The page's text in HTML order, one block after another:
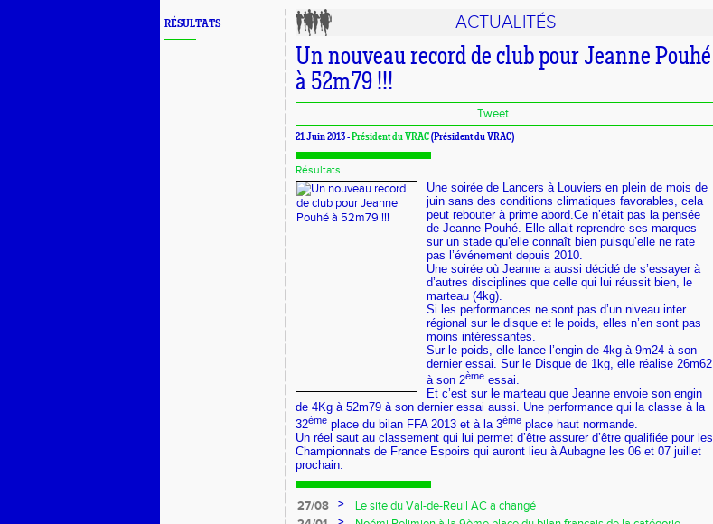
RÉSULTATS ACTUALITÉS
Un nouveau record de club pour Jeanne Pouhé
à 52m79 !!!
Tweet
21 Juin 2013 -Président du VRAC(Président du VRAC)
Résultats
Une soirée de Lancers à Louviers en plein de mois de
juin sans des conditions climatiques favorables, cela
peut rebouter à prime abord.Ce n’était pas la pensée
de Jeanne Pouhé. Elle allait reprendre ses marques
sur un stade qu’elle connaît bien puisqu’elle ne rate
pas l’événement depuis 2010.
Une soirée où Jeanne a aussi décidé de s’essayer à
d’autres disciplines que celle qui lui réussit bien, le
marteau (4kg).
Si les performances ne sont pas d’un niveau inter
régional sur le disque et le poids, elles n’en sont pas
moins intéressantes.
Sur le poids, elle lance l’engin de 4kg à 9m24 à son
dernier essai. Sur le Disque de 1kg, elle réalise 26m62
à son 2ème essai.
Et c’est sur le marteau que Jeanne envoie son engin
de 4Kg à 52m79 à son dernier essai aussi. Une performance qui la classe à la
32ème place du bilan FFA 2013 et à la 3ème place haut normande.
Un réel saut au classement qui lui permet d’être assurer d’être qualifiée pour les
Championnats de France Espoirs qui auront lieu à Aubagne les 06 et 07 juillet
prochain.
27/08 >
Le site du Val-de-Reuil AC a changé